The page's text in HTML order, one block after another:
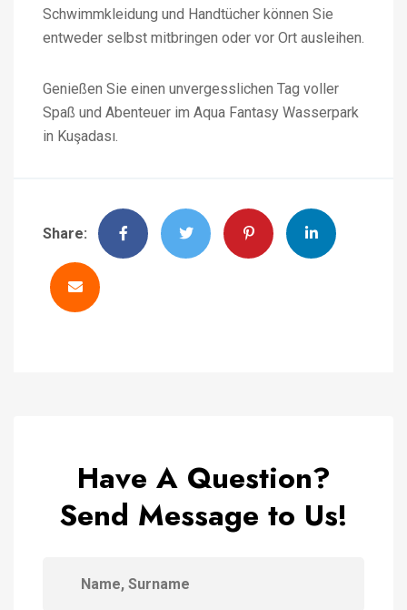
Schwimmkleidung und Handtücher können Sie
entweder selbst mitbringen oder vor Ort ausleihen.
Genießen Sie einen unvergesslichen Tag voller
Spaß und Abenteuer im Aqua Fantasy Wasserpark
in Kuşadası.
Share:
Have A Question?
Send Message to Us!